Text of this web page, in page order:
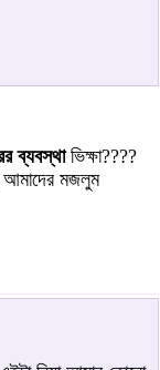
ব্যবস্থাভিক্ষা????
আমাদের মজলুম